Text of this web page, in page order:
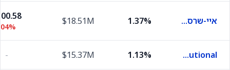
איי-שרס 0-5 ייר טיפס בונד 1.37%
$18.51M
State Street Institutional Investment Trust Treasury Fund Institutional
1.13%
$15.37M
-